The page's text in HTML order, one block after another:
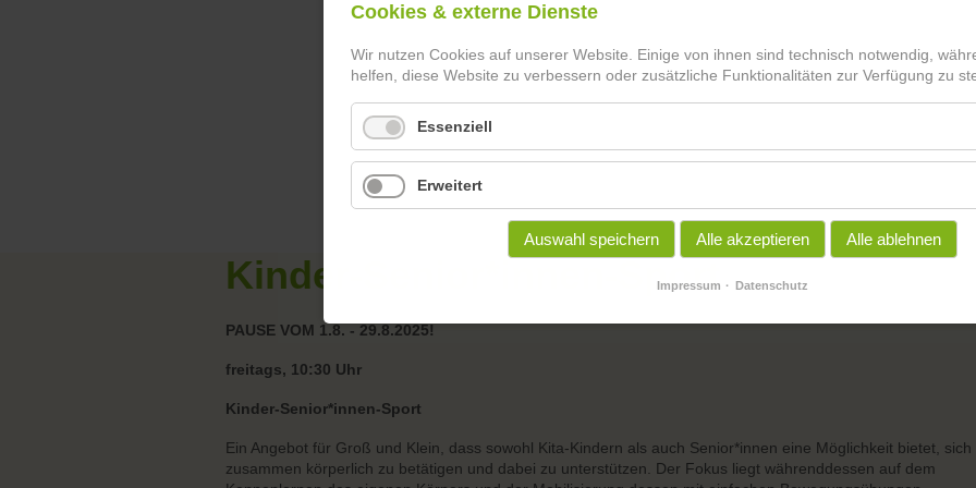
Kinder-Senior*innen-Sport
PAUSE VOM 1.8. - 29.8.2025!
freitags, 10:30 Uhr
Kinder-Senior*innen-Sport
Ein Angebot für Groß und Klein, dass sowohl Kita-Kindern als auch Senior*innen eine Möglichkeit bietet, sich
zusammen körperlich zu betätigen und dabei zu unterstützen. Der Fokus liegt währenddessen auf dem
Cookies & externe Dienste
Wir nutzen Cookies auf unserer Website. Einige von ihnen sind technisch notwendig,
helfen, diese Website zu verbessern oder zusätzliche Funktionalitäten zur Verfügung zu
Essenziell
Erweitert
Auswahl speichern Alle akzeptieren Alle ablehnen
Impressum Datenschutz